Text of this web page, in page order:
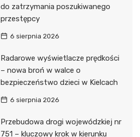
do zatrzymania poszukiwanego
przestępcy
6 sierpnia 2026
Radarowe wyświetlacze prędkości
– nowa broń w walce o
bezpieczeństwo dzieci w Kielcach
6 sierpnia 2026
Przebudowa drogi wojewódzkiej nr
751 – kluczowy krok w kierunku